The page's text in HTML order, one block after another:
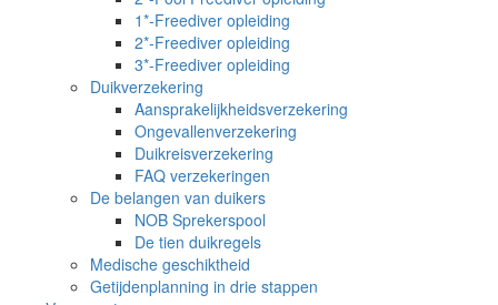
1*-Freediver opleiding
2*-Freediver opleiding
3*-Freediver opleiding
Duikverzekering
Aansprakelijkheidsverzekering
Ongevallenverzekering
Duikreisverzekering
FAQ verzekeringen
De belangen van duikers
NOB Sprekerspool
De tien duikregels
Medische geschiktheid
Getijdenplanning in drie stappen